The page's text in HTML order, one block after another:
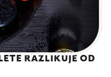
RAZLIKUJE OD